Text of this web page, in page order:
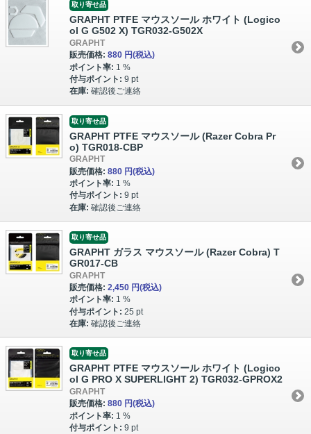
取り寄せ品
GRAPHT PTFE マウスソール ホワイト (Logico
ol G G502 X) TGR032-G502X
GRAPHT
販売価格: 880 円(税込)
ポイント率: 1 %
付与ポイント: 9 pt
在庫: 確認後ご連絡
取り寄せ品
GRAPHT PTFE マウスソール (Razer Cobra Pr
o) TGR018-CBP
GRAPHT
販売価格: 880 円(税込)
ポイント率: 1 %
付与ポイント: 9 pt
在庫: 確認後ご連絡
取り寄せ品
GRAPHT ガラス マウスソール (Razer Cobra) T
GR017-CB
GRAPHT
販売価格: 2,450 円(税込)
ポイント率: 1 %
付与ポイント: 25 pt
在庫: 確認後ご連絡
取り寄せ品
GRAPHT PTFE マウスソール ホワイト (Logico
ol G PRO X SUPERLIGHT 2) TGR032-GPROX2
GRAPHT
販売価格: 880 円(税込)
ポイント率: 1 %
付与ポイント: 9 pt